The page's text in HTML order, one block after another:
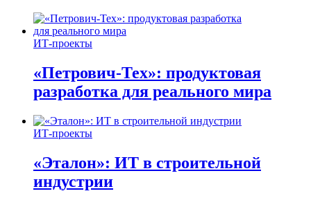
ИТ-проекты
«Петрович-Тех»: продуктовая
разработка для реального мира
ИТ-проекты
«Эталон»: ИТ в строительной
индустрии